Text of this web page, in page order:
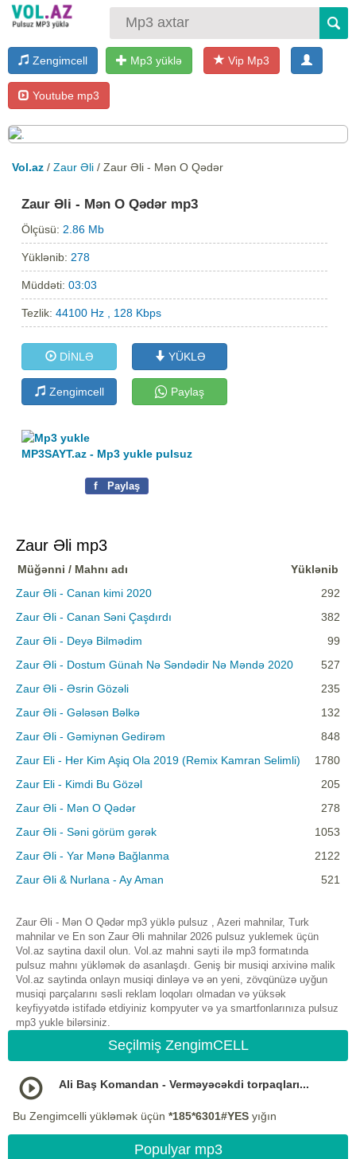
Zengimcell Mp3 yüklə Vip Mp3
Youtube mp3
Vol.az / Zaur Əli / Zaur Əli - Mən O Qədər
Zaur Əli - Mən O Qədər mp3
Ölçüsü: 2.86 Mb
Yüklənib: 278
Müddəti:03:03
Tezlik:44100 Hz , 128 Kbps
DİNLƏ YÜKLƏ
Zengimcell Paylaş
MP3SAYT.az - Mp3 yukle pulsuz
f Paylaş
Zaur Əli mp3
Müğənni / Mahnı adı
Yüklənib
Zaur Əli - Canan kimi 2020
292
Zaur Əli - Canan Səni Çaşdırdı
382
Zaur Əli - Deyə Bilmədim
99
Zaur Əli - Dostum Günah Nə Səndədir Nə Məndə 2020
527
Zaur Əli - Əsrin Gözəli
235
Zaur Əli - Gələsən Bəlkə
132
Zaur Əli - Gəmiynən Gedirəm
848
Zaur Eli - Her Kim Aşiq Ola 2019 (Remix Kamran Selimli)
1780
Zaur Eli - Kimdi Bu Gözəl
205
Zaur Əli - Mən O Qədər
278
Zaur Əli - Səni görüm gərək
1053
Zaur Əli - Yar Mənə Bağlanma
2122
Zaur Əli & Nurlana - Ay Aman
521
Zaur Əli - Mən O Qədər mp3 yüklə pulsuz , Azeri mahnilar, Turk
mahnilar ve En son Zaur Əli mahnilar 2026 pulsuz yuklemek üçün
Vol.az saytina daxil olun. Vol.az mahni sayti ilə mp3 formatında
pulsuz mahnı yükləmək də asanlaşdı. Geniş bir musiqi arxivinə malik
Vol.az saytinda onlayn musiqi dinləyə və ən yeni, zövqünüzə uyğun
musiqi parçalarını səsli reklam loqoları olmadan və yüksək
keyfiyyətdə istifadə etdiyiniz kompyuter və ya smartfonlarınıza pulsuz
mp3 yukle bilərsiniz.
Seçilmiş ZengimCELL
Ali Baş Komandan - Verməyəcəkdi torpaqları...
Bu Zengimcelli yükləmək üçün *185*6301#YES yığın
Populyar mp3